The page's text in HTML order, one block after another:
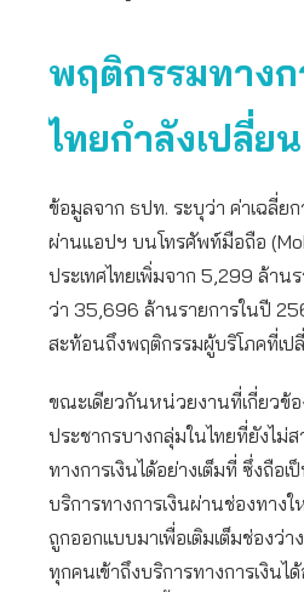
พฤติกรรมทางก
ไทยกำลังเปลี่ยน
ข้อมูลจาก ธปท. ระบุว่า ค่าเฉลี่ย
ผ่านแอปฯ บนโทรศัพท์มือถือ
ประเทศไทยเพิ่มจาก 5,299 ล้าน
ว่า 35,696 ล้านรายการในปี
สะท้อนถึงพฤติกรรมผู้บริโภคที่เป
ขณะเดียวกันหน่วยงานที่เกี่ยวข้
ประชากรบางกลุ่มในไทยที่ยังไม่ส
ทางการเงินได้อย่างเต็มที่ ซึ่งถือ
บริการทางการเงินผ่านช่องทาง
ถูกออกแบบมาเพื่อเติมเต็มช่องว่า
ทุกคนเข้าถึงบริการทางการเงินไ